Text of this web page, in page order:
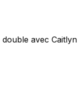
avec Caitlyn